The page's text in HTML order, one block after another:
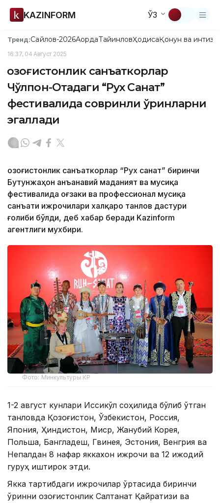
KAZINFORM ЎЗ
Тренд:Сайлов-2026АқордаТайинловҲодисаҚонун ва
16:37, 04 Август 2025
Қозоғистонлик санъаткорлар
Чўлпон-Отадаги “Рух Санат”
фестивалида совринли ўринларни
эгаллади
Қозоғистонлик санъаткорлар “Рух санат” биринчи
Бутунжаҳон анъанавий маданият ва мусиқа
фестивалида оғзаки ва профессионал мусиқа
санъати ижрочилари халқаро танлов дастури
ғолиби бўлди, деб хабар беради Kazinform
агентлиги мухбири.
Фото: Минкультуры КР
1-2 август кунлари Иссиқкўл соҳилида бўлиб ўтган
танловда Қозоғистон, Ўзбекистон, Россия,
Япония, Ҳиндистон, Миср, Жанубий Корея,
Польша, Бангладеш, Гвинея, Эстония, Венгрия ва
Непалдан 8 нафар яккахон ижрочи ва 12 ижодий
гуруҳ иштирок этди.
Якка тартибдаги ижрочилар ўртасида биринчи
ўринни қозоғистонлик Салтанат Қайратқизи ва